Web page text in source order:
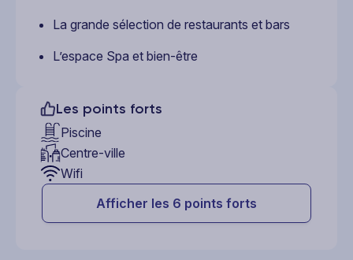
La grande sélection de restaurants et bars
L’espace Spa et bien-être
Les points forts
Piscine
Centre-ville
Wifi
Afficher les 6 points forts